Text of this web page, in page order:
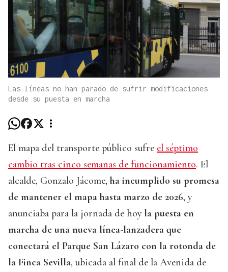
Las líneas no han parado de sufrir modificaciones
desde su puesta en marcha
El mapa del transporte público sufre el séptimo
cambio tras cinco semanas de funcionamiento. El
alcalde, Gonzalo Jácome, ha incumplido su promesa
de mantener el mapa hasta marzo de 2026, y
anunciaba para la jornada de hoy la puesta en
marcha de una nueva línea-lanzadera que
conectará el Parque San Lázaro con la rotonda de
la Finca Sevilla, ubicada al final de la Avenida de